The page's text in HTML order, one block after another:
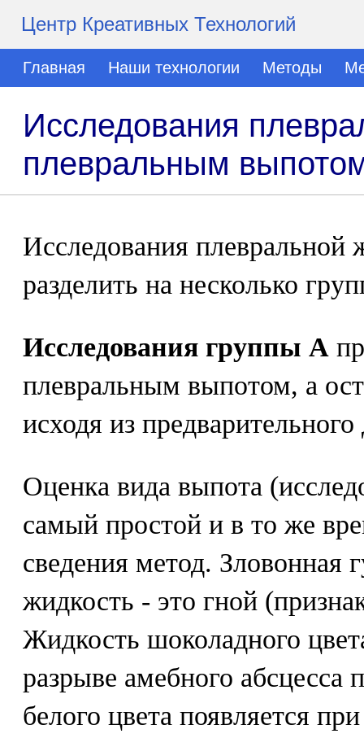
Центр Креативных Технологий
Главная Наши технологии Методы
Исследования
плевральным
Исследования
разделить на несколько
Исследования группы А
плевральным выпотом, а
исходя из предварительного
Оценка вида выпота
самый простой и в то же
сведения метод. Зловонная
жидкость - это гной
Жидкость шоколадного
разрыве амебного
белого цвета появляется